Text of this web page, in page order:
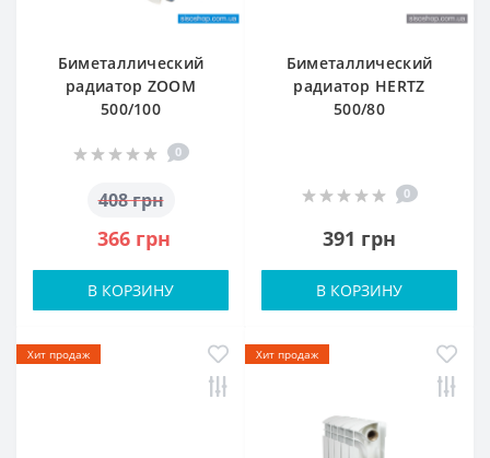
Биметаллический
радиатор ZOOM
500/100
0
408 грн
366 грн
В КОРЗИНУ
Биметаллический
радиатор HERTZ
500/80
0
391 грн
В КОРЗИНУ
Хит продаж Хит продаж